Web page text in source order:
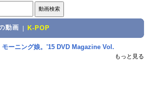
動画 K-POP
モーニング娘。'15 DVD Magazine Vol.
もっと見る